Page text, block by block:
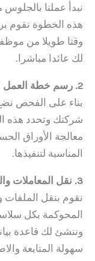
نبدأ عملنا
هذه الخطوة نقوم
وقتا طويلا من
لك عائدا مباشرا.
2. رسم خطة العمل المناسبة
بناء على الفحص
شركتك وتحدد هذه
معالجة الأوراق
المناسبة لتنفيذها.
3. نقل المعاملات والتأسيس الرقمي
نقوم بنقل الملفات
المحوكمة بكل
وننشئ لك قاعدة
سهولة المتابعة